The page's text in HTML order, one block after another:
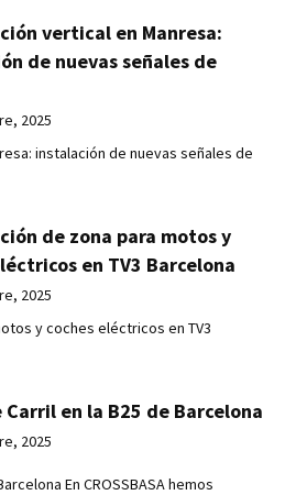
vertical en Manresa:
de nuevas señales de
2025
instalación de nuevas señales de
de zona para motos y
en TV3 Barcelona
2025
y coches eléctricos en TV3
en la B25 de Barcelona
2025
En CROSSBASA hemos